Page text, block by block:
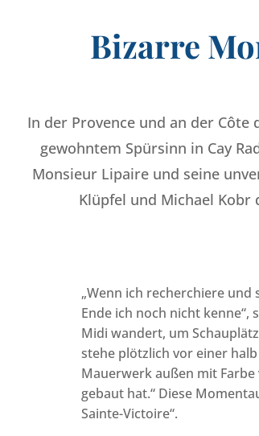
Bizarre
In der Provence und an der
gewohntem Spürsinn in Cay
Monsieur Lipaire und seine
Klüpfel und Michael
„Wenn ich recherchiere und
Ende ich noch nicht kenne“,
Midi wandert, um
stehe plötzlich vor einer
Mauerwerk außen mit
gebaut hat.“ Diese
Sainte-Victoire“.